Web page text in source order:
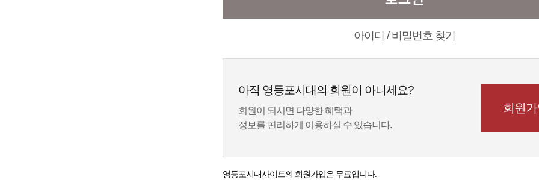
아이디 / 비밀번호 찾기
아직 영등포시대의 회원이 아니세요?
회원이 되시면 다양한 혜택과
정보를 편리하게 이용하실 수 있습니다.
회원
영등포시대사이트의 회원가입은 무료입니다.